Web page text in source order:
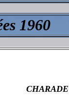
1960
CHARADE